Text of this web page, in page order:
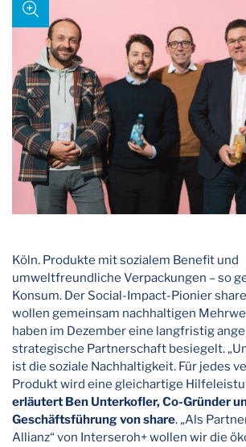
Köln. Produkte mit sozialem Benefit und
umweltfreundliche Verpackungen – so
Konsum. Der Social-Impact-Pionier
wollen gemeinsam nachhaltigen
haben im Dezember eine langfristig
strategische Partnerschaft besiegelt.
ist die soziale Nachhaltigkeit. Für jedes
Produkt wird eine gleichartige
erläutert Ben Unterkofler, Co-Gründer
Geschäftsführung von share. „Als
Allianz“ von Interseroh+ wollen wir die